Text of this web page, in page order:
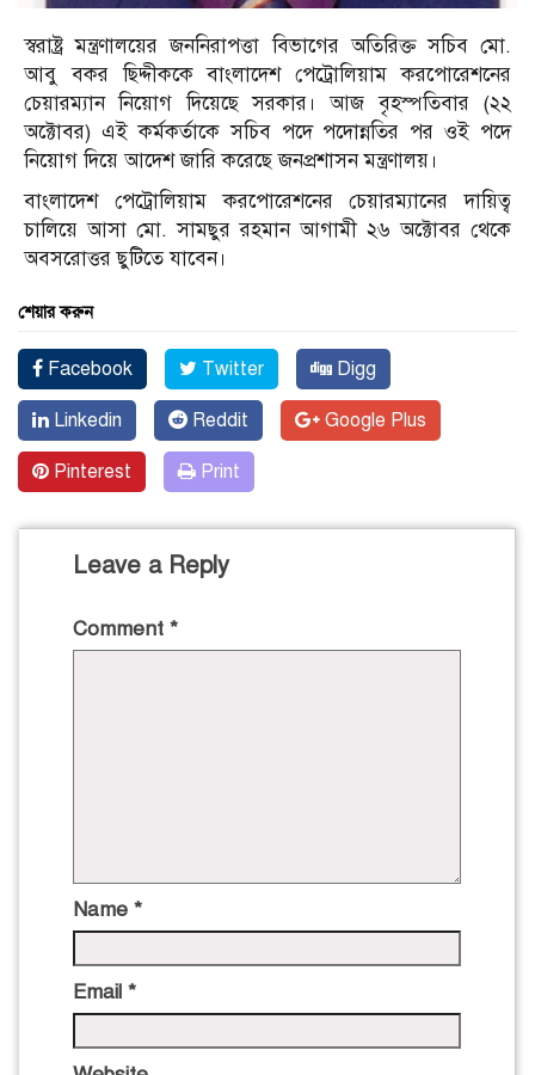
স্বরাষ্ট্র মন্ত্রণালয়ের জননিরাপত্তা বিভাগের অতিরিক্ত সচিব মো.
আবু বকর ছিদ্দীককে বাংলাদেশ পেট্রোলিয়াম করপোরেশনের
চেয়ারম্যান নিয়োগ দিয়েছে সরকার। আজ বৃহস্পতিবার (২২
অক্টোবর) এই কর্মকর্তাকে সচিব পদে পদোন্নতির পর ওই পদে
নিয়োগ দিয়ে আদেশ জারি করেছে জনপ্রশাসন মন্ত্রণালয়।
বাংলাদেশ পেট্রোলিয়াম করপোরেশনের চেয়ারম্যানের দায়িত্ব
চালিয়ে আসা মো. সামছুর রহমান আগামী ২৬ অক্টোবর থেকে
অবসরোত্তর ছুটিতে যাবেন।
শেয়ার করুন
Facebook Twitter Digg
Linkedin Reddit Google Plus
Pinterest Print
Leave a Reply
Comment *
Name *
Email *